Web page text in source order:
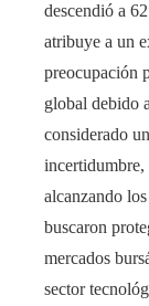
descendió a
atribuye a un
preocupación
global debido
considerado
incertidumbre,
alcanzando
buscaron
mercados
sector